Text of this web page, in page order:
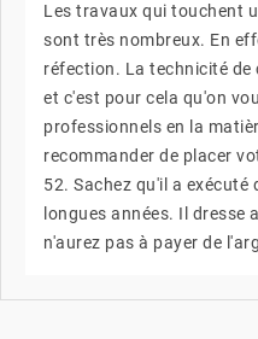
Les travaux qui touchent
sont très nombreux. En
réfection. La technicité
et c'est pour cela qu'on
professionnels en la
recommander de placer
52. Sachez qu'il a exécuté
longues années. Il dresse
n'aurez pas à payer de